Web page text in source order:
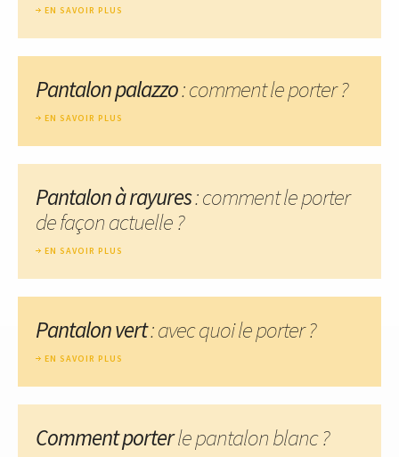
EN SAVOIR PLUS
Pantalon palazzo: comment le porter ?
EN SAVOIR PLUS
Pantalon à rayures: comment le porter
de façon actuelle ?
EN SAVOIR PLUS
Pantalon vert: avec quoi le porter ?
EN SAVOIR PLUS
Comment porterle pantalon blanc ?